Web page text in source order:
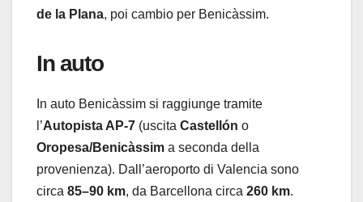
de la Plana, poi cambio per Benicàssim.
In auto
In auto Benicàssim si raggiunge tramite
l’Autopista AP-7 (uscita Castellón o
Oropesa/Benicàssim a seconda della
provenienza). Dall’aeroporto di Valencia sono
circa 85–90 km, da Barcellona circa 260 km.